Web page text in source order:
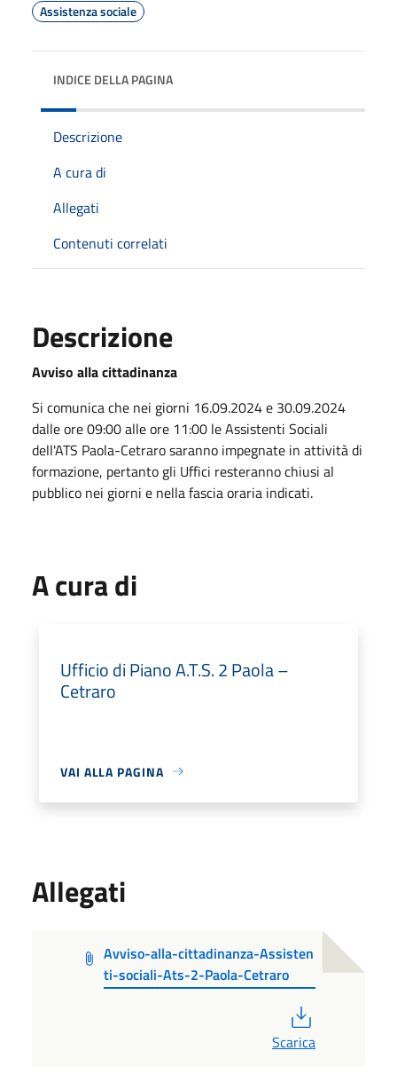
Assistenza sociale
INDICE DELLA PAGINA
Descrizione
A cura di
Allegati
Contenuti correlati
Descrizione
Avviso alla cittadinanza
Si comunica che nei giorni 16.09.2024 e 30.09.2024
dalle ore 09:00 alle ore 11:00 le Assistenti Sociali
dell'ATS Paola-Cetraro saranno impegnate in attività di
formazione, pertanto gli Uffici resteranno chiusi al
pubblico nei giorni e nella fascia oraria indicati.
A cura di
Ufficio di Piano A.T.S. 2 Paola –
Cetraro
VAI ALLA PAGINA
Allegati
Avviso-alla-cittadinanza-Assisten
ti-sociali-Ats-2-Paola-Cetraro
Scarica